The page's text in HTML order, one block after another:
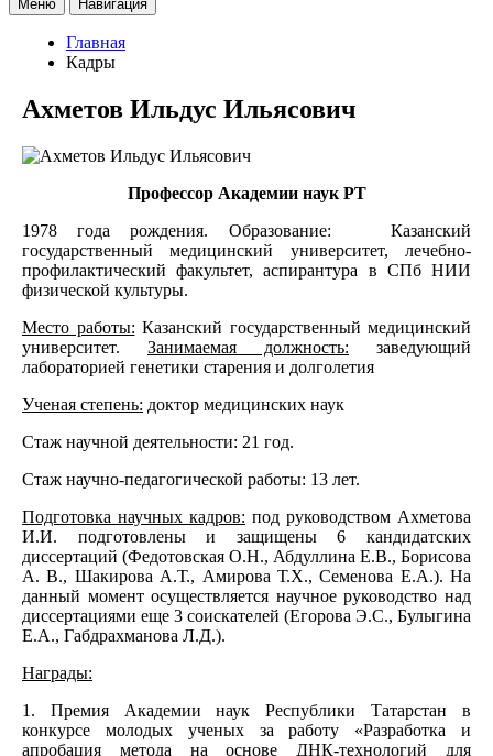
Меню Навигация
Главная
Кадры
Ахметов Ильдус Ильясович
Профессор Академии наук РТ
1978 года рождения. Образование: Казанский
государственный медицинский университет, лечебно-
профилактический факультет, аспирантура в СПб НИИ
физической культуры.
Место работы: Казанский государственный медицинский
университет. Занимаемая должность: заведующий
лабораторией генетики старения и долголетия
Ученая степень: доктор медицинских наук
Стаж научной деятельности: 21 год.
Стаж научно-педагогической работы: 13 лет.
Подготовка научных кадров: под руководством Ахметова
И.И. подготовлены и защищены 6 кандидатских
диссертаций (Федотовская О.Н., Абдуллина Е.В., Борисова
А. В., Шакирова А.Т., Амирова Т.Х., Семенова Е.А.). На
данный момент осуществляется научное руководство над
диссертациями еще 3 соискателей (Егорова Э.С., Булыгина
Е.А., Габдрахманова Л.Д.).
Награды:
1. Премия Академии наук Республики Татарстан в
конкурсе молодых ученых за работу «Разработка и
апробация метода на основе ДНК-технологий для